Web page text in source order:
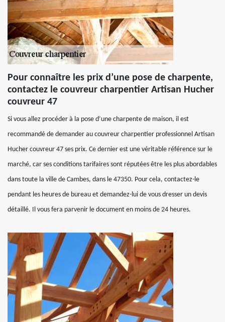
Pour connaître les prix d’une pose de charpente,
contactez le couvreur charpentier Artisan Hucher
couvreur 47
Si vous allez procéder à la pose d’une charpente de maison, il est
recommandé de demander au couvreur charpentier professionnel Artisan
Hucher couvreur 47 ses prix. Ce dernier est une véritable référence sur le
marché, car ses conditions tarifaires sont réputées être les plus abordables
dans toute la ville de Cambes, dans le 47350. Pour cela, contactez-le
pendant les heures de bureau et demandez-lui de vous dresser un devis
détaillé. Il vous fera parvenir le document en moins de 24 heures.